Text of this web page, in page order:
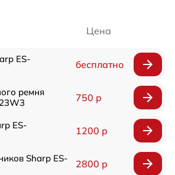
Цена
ES-
бесплатно
ремня
750 р
ES-
1200 р
Sharp ES-
2800 р